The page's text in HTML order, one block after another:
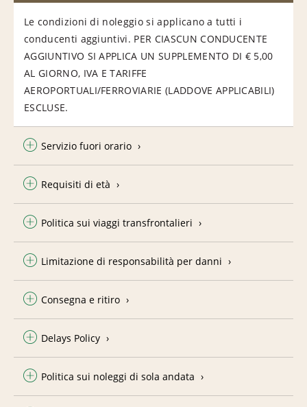
Le condizioni di noleggio si applicano a tutti i
conducenti aggiuntivi. PER CIASCUN CONDUCENTE
AGGIUNTIVO SI APPLICA UN SUPPLEMENTO DI € 5,00
AL GIORNO, IVA E TARIFFE
AEROPORTUALI/FERROVIARIE (LADDOVE APPLICABILI)
ESCLUSE.
Servizio fuori orario
Requisiti di età
Politica sui viaggi transfrontalieri
Limitazione di responsabilità per danni
Consegna e ritiro
Delays Policy
Politica sui noleggi di sola andata